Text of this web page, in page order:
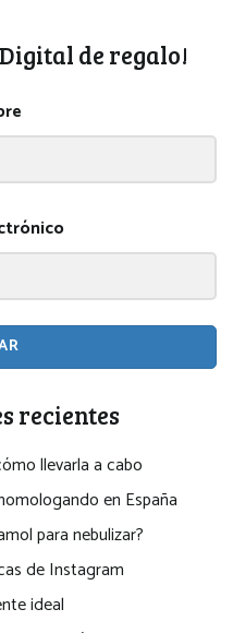
de regalo!
recientes
llevarla a cabo
en España
para nebulizar?
de Instagram
ideal